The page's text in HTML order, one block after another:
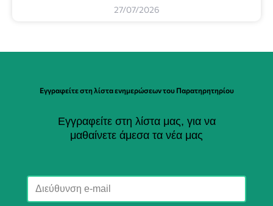
27/07/2026
Εγγραφείτε στη λίστα ενημερώσεων του Παρατηρητηρίου
Εγγραφείτε στη λίστα μας, για να
μαθαίνετε άμεσα τα νέα μας